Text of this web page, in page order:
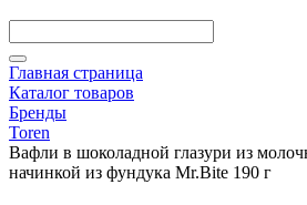
Главная страница
Каталог товаров
Бренды
Toren
Вафли в шоколадной глазури из
начинкой из фундука Mr.Bite 190 г